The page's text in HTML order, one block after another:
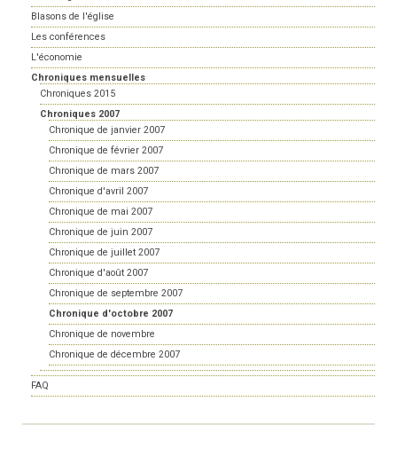
Blasons de l'église
Les conférences
L'économie
Chroniques mensuelles
Chroniques 2015
Chroniques 2007
Chronique de janvier 2007
Chronique de février 2007
Chronique de mars 2007
Chronique d'avril 2007
Chronique de mai 2007
Chronique de juin 2007
Chronique de juillet 2007
Chronique d'août 2007
Chronique de septembre 2007
Chronique d'octobre 2007
Chronique de novembre
Chronique de décembre 2007
FAQ